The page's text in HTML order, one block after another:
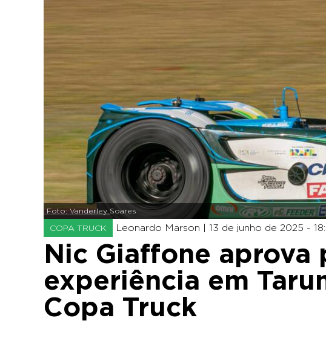
Foto: Vanderley Soares
COPA TRUCK Leonardo Marson | 13 de junho de 2025 -
Nic Giaffone aprova
experiência em
Copa Truck